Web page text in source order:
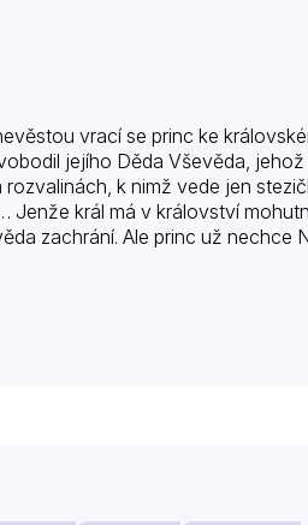
vrací se princ ke
jejího Děda Vševěda,
k nimž vede jen
král má v království
zachrání. Ale princ už nechce